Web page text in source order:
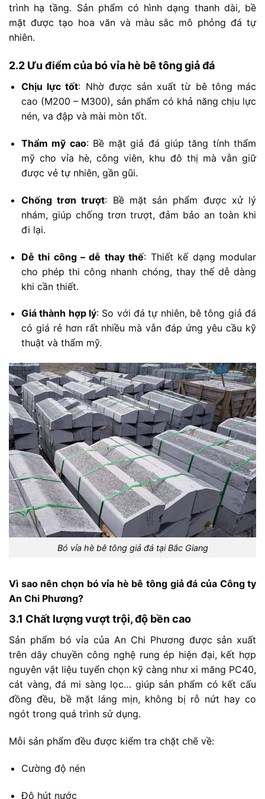
trình hạtầng. Sản phẩmcó hìnhdạng thanh dài, bề
mặt được tạo hoa văn và màu sắc mô phỏngđátự
nhiên.
2.2 Ưu điểmcủa bóvỉa hè bê tônggiảđá
Chịu lựctốt: Nhờ được sản xuấttừ bê tông mác
cao (M200 – M300), sản phẩmcó khả năng chịu lực
nén, va đập và mài mòn tốt.
Thẩm mỹ cao: Bề mặtgiả đá giúptăng tínhthẩm
mỹ chovỉa hè,côngviên, khu đô thị mà vẫn giữ
được vẻ tự nhiên, gần gũi.
Chốngtrơntrượt: Bề mặt sản phẩm được xử lý
nhám, giúp chống trơn trượt, đảm bảoantoàn khi
đi lại.
Dễthi công –dễ thaythế: Thiết kế dạng modular
cho phépthicông nhanh chóng, thay thế dễdàng
khi cần thiết.
Giáthành hợp lý: So với đátự nhiên, bêtông giảđá
có giá rẻ hơn rất nhiều màvẫnđáp ứngyêucầu kỹ
thuật và thẩm mỹ.
Bó vỉa hè bê tông giả đá tại Bắc Giang
Vì sao nên chọn bóvỉa hè bê tông giảđá của Côngty
An Chi Phương?
3.1 Chất lượngvượttrội,độ bềncao
Sản phẩm bóvỉacủaAn Chi Phương được sản xuất
trên dâychuyềncông nghệ rungép hiện đại, kết hợp
nguyên vật liệu tuyển chọn kỹ càng như xi măng PC40,
cát vàng,đá mi sàng lọc… giúp sản phẩm có kếtcấu
đồng đều, bề mặt láng mịn, không bị rỗ nứt hay co
ngót trong quá trình sử dụng.
Mỗi sản phẩm đều được kiểm tra chặt chẽ về:
Cường độ nén
Độ hút nước